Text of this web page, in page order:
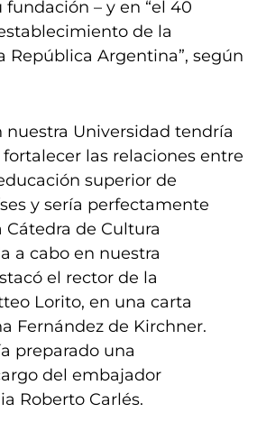
– y en “el 40
de la
República Argentina”, según
nuestra Universidad tendría
las relaciones entre
superior de
y sería perfectamente
de Cultura
a cabo en nuestra
el rector de la
Lorito, en una carta
Fernández de Kirchner.
preparado una
del embajador
Roberto Carlés.